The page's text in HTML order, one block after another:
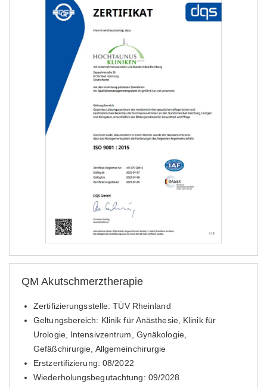
QM Akutschmerztherapie
Zertifizierungsstelle: TÜV Rheinland
Geltungsbereich: Klinik für Anästhesie, Klinik für
Urologie, Intensivzentrum, Gynäkologie,
Gefäßchirurgie, Allgemeinchirurgie
Erstzertifizierung: 08/2022
Wiederholungsbegutachtung: 09/2028